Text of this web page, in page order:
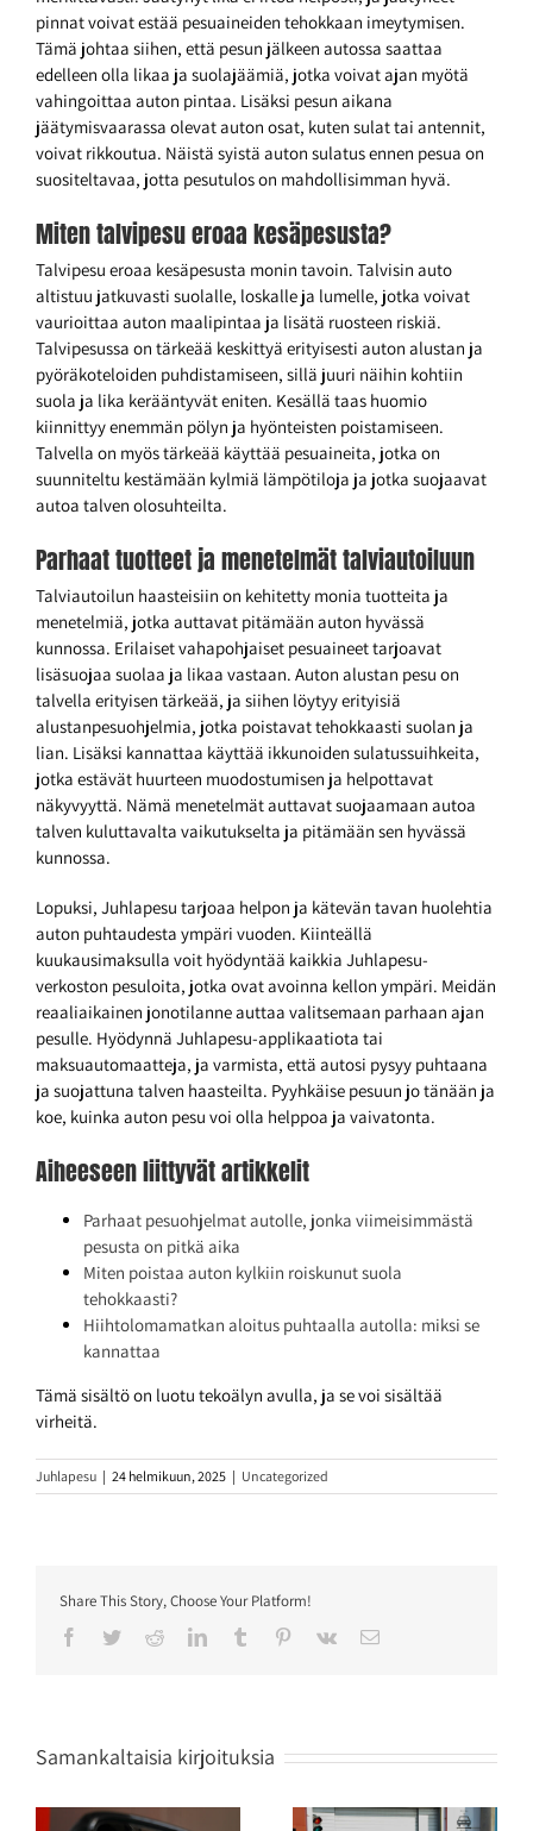
pinnat voivat estää pesuaineiden tehokkaan imeytymisen.
Tämä johtaa siihen, että pesun jälkeen autossa saattaa
edelleen olla likaa ja suolajäämiä, jotka voivat ajan myötä
vahingoittaa auton pintaa. Lisäksi pesun aikana
jäätymisvaarassa olevat auton osat, kuten sulat tai antennit,
voivat rikkoutua. Näistä syistä auton sulatus ennen pesua on
suositeltavaa, jotta pesutulos on mahdollisimman hyvä.
Miten talvipesu eroaa kesäpesusta?
Talvipesu eroaa kesäpesusta monin tavoin. Talvisin auto
altistuu jatkuvasti suolalle, loskalle ja lumelle, jotka voivat
vaurioittaa auton maalipintaa ja lisätä ruosteen riskiä.
Talvipesussa on tärkeää keskittyä erityisesti auton alustan ja
pyöräkoteloiden puhdistamiseen, sillä juuri näihin kohtiin
suola ja lika kerääntyvät eniten. Kesällä taas huomio
kiinnittyy enemmän pölyn ja hyönteisten poistamiseen.
Talvella on myös tärkeää käyttää pesuaineita, jotka on
suunniteltu kestämään kylmiä lämpötiloja ja jotka suojaavat
autoa talven olosuhteilta.
Parhaat tuotteet ja menetelmät talviautoiluun
Talviautoilun haasteisiin on kehitetty monia tuotteita ja
menetelmiä, jotka auttavat pitämään auton hyvässä
kunnossa. Erilaiset vahapohjaiset pesuaineet tarjoavat
lisäsuojaa suolaa ja likaa vastaan. Auton alustan pesu on
talvella erityisen tärkeää, ja siihen löytyy erityisiä
alustanpesuohjelmia, jotka poistavat tehokkaasti suolan ja
lian. Lisäksi kannattaa käyttää ikkunoiden sulatussuihkeita,
jotka estävät huurteen muodostumisen ja helpottavat
näkyvyyttä. Nämä menetelmät auttavat suojaamaan autoa
talven kuluttavalta vaikutukselta ja pitämään sen hyvässä
kunnossa.
Lopuksi, Juhlapesu tarjoaa helpon ja kätevän tavan huolehtia
auton puhtaudesta ympäri vuoden. Kiinteällä
kuukausimaksulla voit hyödyntää kaikkia Juhlapesu-
verkoston pesuloita, jotka ovat avoinna kellon ympäri. Meidän
reaaliaikainen jonotilanne auttaa valitsemaan parhaan ajan
pesulle. Hyödynnä Juhlapesu-applikaatiota tai
maksuautomaatteja, ja varmista, että autosi pysyy puhtaana
ja suojattuna talven haasteilta. Pyyhkäise pesuun jo tänään ja
koe, kuinka auton pesu voi olla helppoa ja vaivatonta.
Aiheeseen liittyvät artikkelit
Parhaat pesuohjelmat autolle, jonka viimeisimmästä
pesusta on pitkä aika
Miten poistaa auton kylkiin roiskunut suola
tehokkaasti?
Hiihtolomamatkan aloitus puhtaalla autolla: miksi se
kannattaa
Tämä sisältö on luotu tekoälyn avulla, ja se voi sisältää
virheitä.
Juhlapesu | 24 helmikuun, 2025 | Uncategorized
Share This Story, Choose Your Platform!
Facebook
TwitterRedditLinkedInTumblr Pinterest
Vk Sähköposti
Samankaltaisia kirjoituksia